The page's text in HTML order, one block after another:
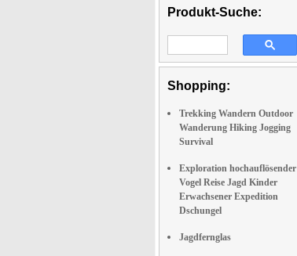
Produkt-Suche:
Shopping:
Trekking Wandern Outdoor
Wanderung Hiking Jogging
Survival
Exploration hochauflösender
Vogel Reise Jagd Kinder
Erwachsener Expedition
Dschungel
Jagdfernglas